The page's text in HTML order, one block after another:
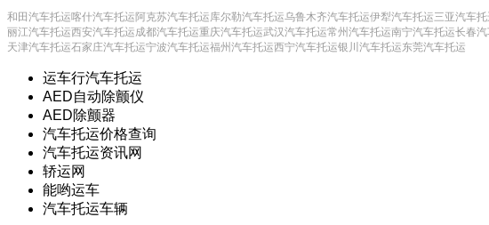
和田汽车托运喀什汽车托运阿克苏汽车托运库尔勒汽车托运乌鲁木齐汽车托运伊犁汽车托运三亚汽车托
丽江汽车托运西安汽车托运成都汽车托运重庆汽车托运武汉汽车托运常州汽车托运南宁汽车托运长春
天津汽车托运石家庄汽车托运宁波汽车托运福州汽车托运西宁汽车托运银川汽车托运东莞汽车托运
运车行汽车托运
AED自动除颤仪
AED除颤器
汽车托运价格查询
汽车托运资讯网
轿运网
能哟运车
汽车托运车辆